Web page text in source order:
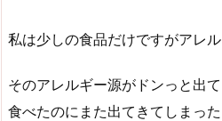
私は少しの食品だけですがアレル
そのアレルギー源がドンっと出
食べたのにまた出てきてしまっ